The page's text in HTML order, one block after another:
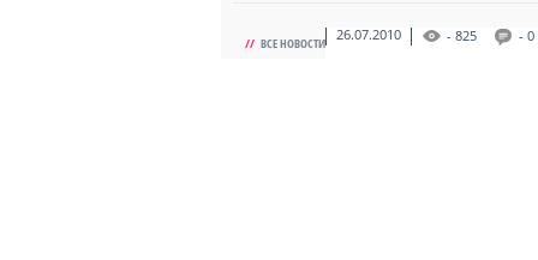
// ВСЕ НОВОСТИ 26.07.2010 - 825 - 0